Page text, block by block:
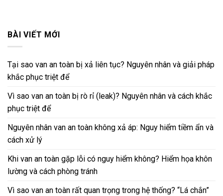
BÀI VIẾT MỚI
Tại sao van an toàn bị xả liên tục? Nguyên nhân và giải pháp
khắc phục triệt để
Vì sao van an toàn bị rò rỉ (leak)? Nguyên nhân và cách khắc
phục triệt để
Nguyên nhân van an toàn không xả áp: Nguy hiểm tiềm ẩn và
cách xử lý
Khi van an toàn gặp lỗi có nguy hiểm không? Hiểm họa khôn
lường và cách phòng tránh
Vì sao van an toàn rất quan trọng trong hệ thống? “Lá chắn”